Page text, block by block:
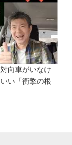
向車がいなけ
い「衝撃の根